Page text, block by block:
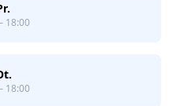
18:00
18:00